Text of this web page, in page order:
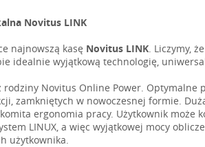
Novitus LINK
najnowszą kasę Novitus LINK. Liczymy,
idealnie wyjątkową technologię,
rodziny Novitus Online Power. Optymalne
zamkniętych w nowoczesnej formie.
ergonomia pracy. Użytkownik może
LINUX, a więc wyjątkowej mocy
użytkownika.